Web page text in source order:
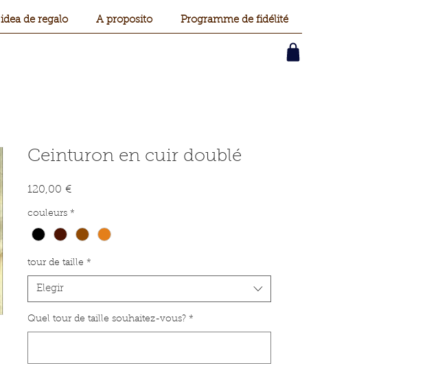
idea de regalo A proposito Programme de fidélité
Ceinturon en cuir doublé
120,00 €Precio
couleurs *
tour de taille *
Elegir
Quel tour de taille souhaitez-vous? *